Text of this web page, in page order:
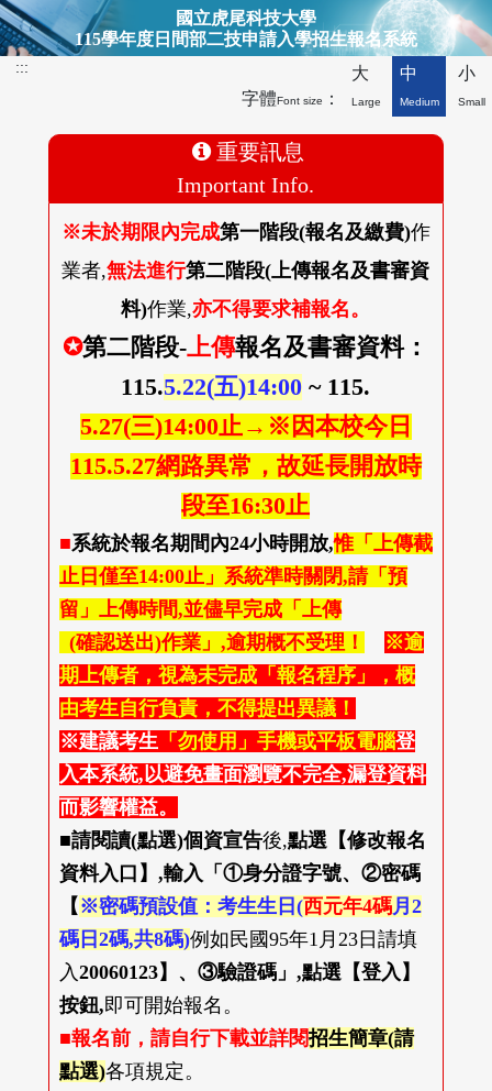
博士班最新公告上方形象圖
:::
字體Font size ：
大
Large
中
Medium
小
Small
國立虎尾科技大學
115學年度日間部二技申請入學招生報名系統
重要訊息
Important Info.
※未於期限內完成第一階段(報名及繳費)作
業者,無法進行第二階段(上傳報名及書審資
料)作業,亦不得要求補報名。
✪第二階段-上傳報名及書審資料：
115.5.22(五)14:00 ~ 115.
5.27(三)14:00止→※因本校今日
115.5.27網路異常，故延長開放時
段至16:30止
■系統於報名期間內24小時開放,惟「上傳截
止日僅至14:00止」系統準時關閉,請「預
留」上傳時間,並儘早完成「上傳
(確認送出)作業」,逾期概不受理！
※逾
期上傳者，視為未完成「報名程序」，概
由考生自行負責，不得提出異議！
※建議考生 「勿使用」手機或平板電腦登
入本系統,以避免畫面瀏覽不完全,漏登資料
而影響權益。
■請閱讀(點選)個資宣告後,點選【修改報名
資料入口】,輸入「①身分證字號、②密碼
【 ※密碼預設值：考生生日(西元年4碼月2
碼日2碼,共8碼)例如民國95年1月23日請填
入 20060123】、③驗證碼」,點選【登入】
按鈕,即可開始報名。
■報名前，請自行下載並詳閱招生簡章(請
點選)各項規定。